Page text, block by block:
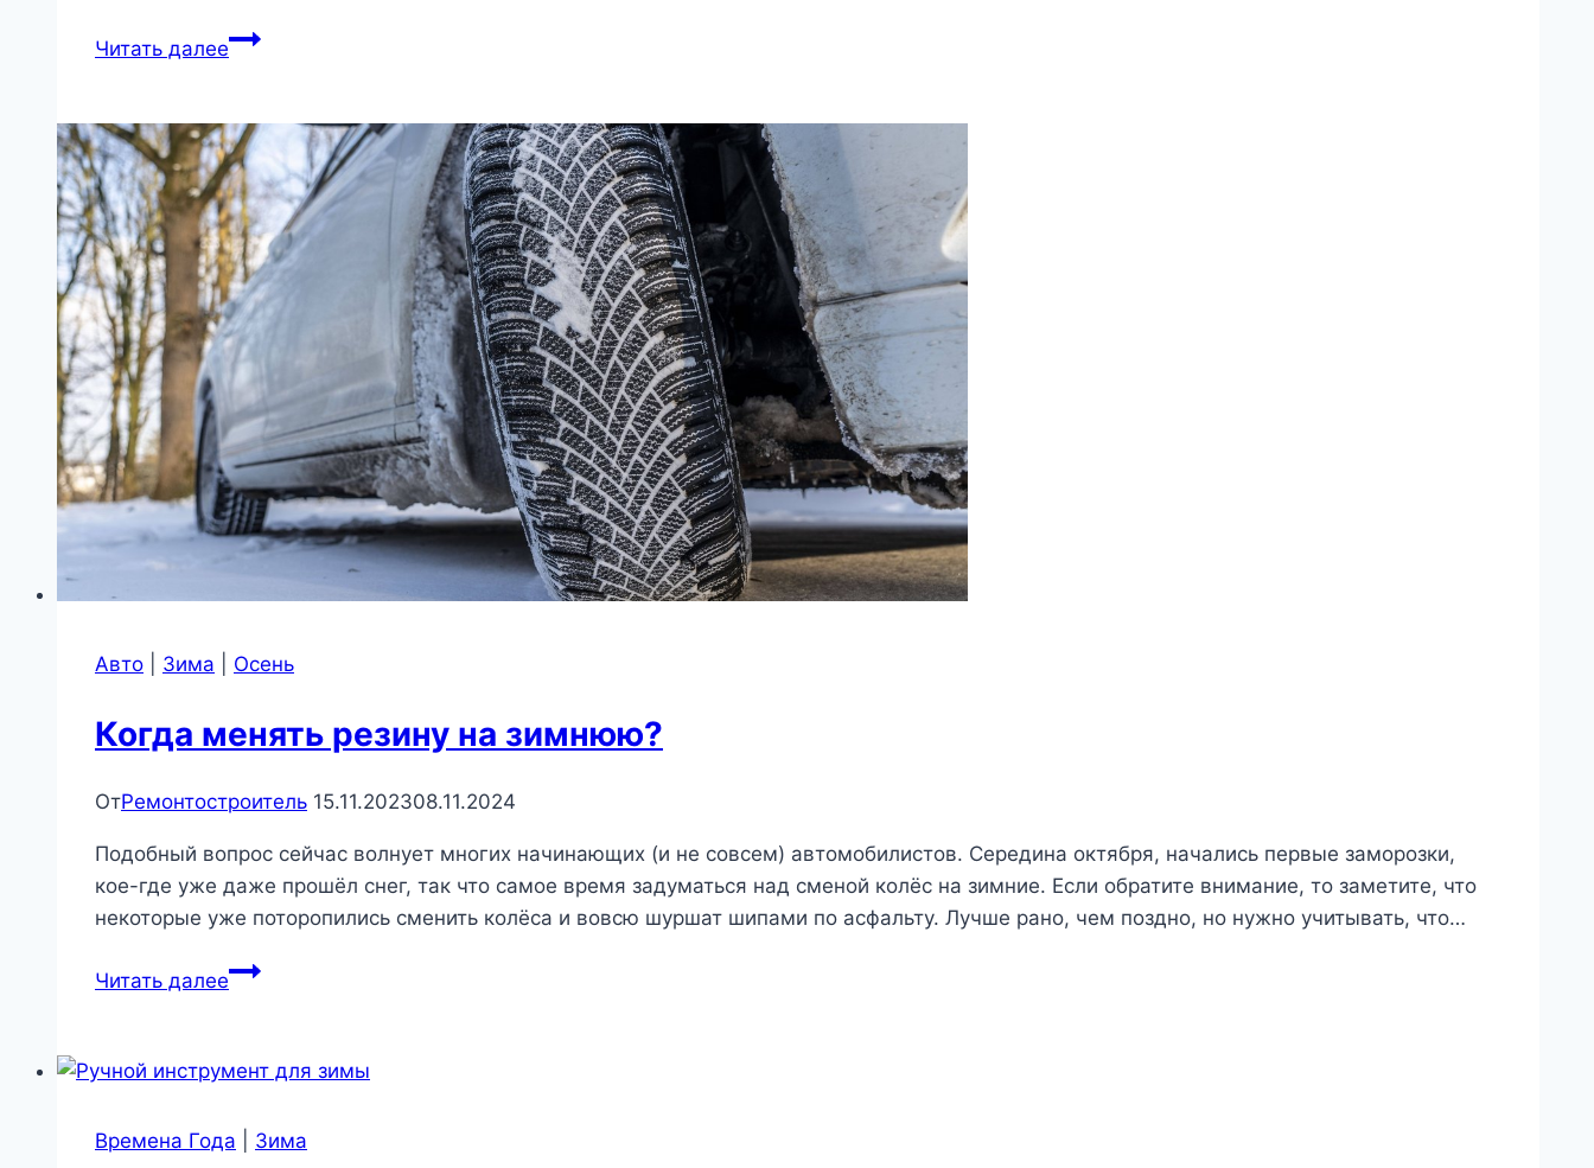
Читать далееКак
черепицу
зимой?
|
Стройматериалы
и
технологии
Авто Зима Осень
Когда менять резину на зимнюю?
ОтРемонтостроитель 15.11.202308.11.2024
Подобный вопрос сейчас волнует многих начинающих (и не совсем) автомобилистов. Середина октября, начались первые заморозки,
кое-где уже даже прошёл снег, так что самое время задуматься над сменой колёс на зимние. Если обратите внимание, то заметите, что
некоторые уже поторопились сменить колёса и вовсю шуршат шипами по асфальту. Лучше рано, чем поздно, но нужно учитывать, что…
Читать далееКогда
на
Времена Года
Зима